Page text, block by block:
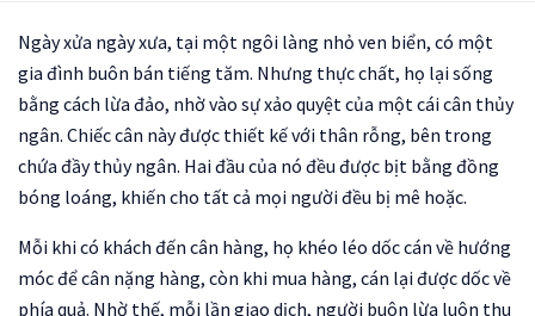
Ngày xửa ngày xưa, tại một ngôi làng nhỏ ven biển, có một
gia đình buôn bán tiếng tăm. Nhưng thực chất, họ lại sống
bằng cách lừa đảo, nhờ vào sự xảo quyệt của một cái cân thủy
ngân. Chiếc cân này được thiết kế với thân rỗng, bên trong
chứa đầy thủy ngân. Hai đầu của nó đều được bịt bằng đồng
bóng loáng, khiến cho tất cả mọi người đều bị mê hoặc.
Mỗi khi có khách đến cân hàng, họ khéo léo dốc cán về hướng
móc để cân nặng hàng, còn khi mua hàng, cán lại được dốc về
phía quả. Nhờ thế, mỗi lần giao dịch, người buôn lừa luôn thu